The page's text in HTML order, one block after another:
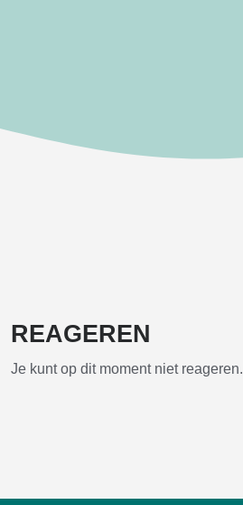
REAGEREN
Je kunt op dit moment niet reageren.